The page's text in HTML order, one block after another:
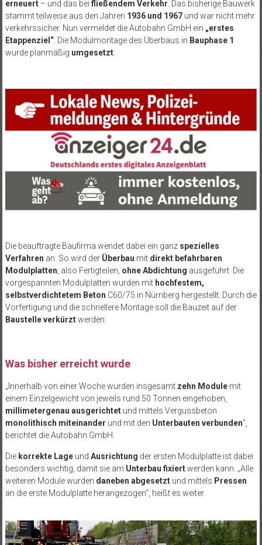
erneuert – und das bei fließendem Verkehr. Das bisherige Bauwerk
stammt teilweise aus den Jahren 1936 und 1967und war nicht mehr
verkehrssicher. Nun vermeldet die Autobahn GmbH ein „erstes
Etappenziel“: Die Modulmontage des Überbaus in Bauphase 1
wurde planmäßig umgesetzt.
Die beauftragte Baufirma wendet dabei ein ganz spezielles
Verfahren an: So wird der Überbau mit direkt befahrbaren
Modulplatten, also Fertigteilen, ohne Abdichtung ausgeführt. Die
vorgespannten Modulplatten wurden mit hochfestem,
selbstverdichtetem Beton C60/75 in Nürnberg hergestellt. Durch die
Vorfertigung und die schnellere Montage soll die Bauzeit auf der
Baustelle verkürztwerden.
Was bisher erreicht wurde
„Innerhalb von einer Woche wurden insgesamt zehn Modulemit
einem Einzelgewicht von jeweils rund 50 Tonnen eingehoben,
millimetergenau ausgerichtetund mittels Vergussbeton
monolithisch miteinander und mit den Unterbauten verbunden“,
berichtet die Autobahn GmbH.
Die korrekte Lageund Ausrichtung der ersten Modulplatte ist dabei
besonders wichtig, damit sie am Unterbau fixiertwerden kann. „Alle
weiteren Module wurden daneben abgesetztund mittels Pressen
an die erste Modulplatte herangezogen“, heißt es weiter.